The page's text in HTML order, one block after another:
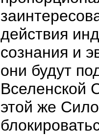
действия
сознания и
они будут
Вселенской
этой же